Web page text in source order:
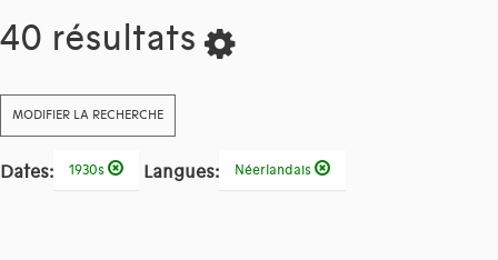
40 résultats
MODIFIER LA RECHERCHE
Dates: 1930s Langues: Néerlandais